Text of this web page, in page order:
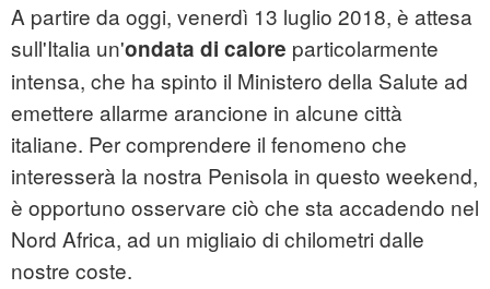
A partire da oggi, venerdì 13 luglio 2018, è attesa
sull'Italia un'ondata di calore particolarmente
intensa, che ha spinto il Ministero della Salute ad
emettere allarme arancione in alcune città
italiane. Per comprendere il fenomeno che
interesserà la nostra Penisola in questo weekend,
è opportuno osservare ciò che sta accadendo nel
Nord Africa, ad un migliaio di chilometri dalle
nostre coste.